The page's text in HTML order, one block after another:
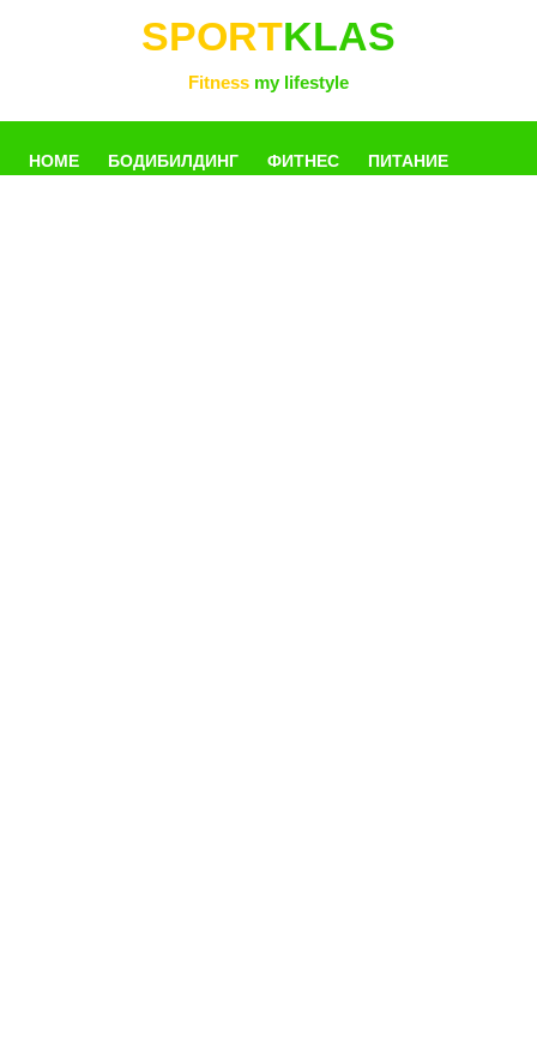
SPORTKLAS
Fitness my lifestyle
HOME БОДИБИЛДИНГ ФИТНЕС ПИТАНИЕ